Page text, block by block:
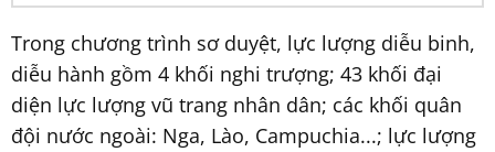
Trong chương trình sơ duyệt, lực lượng diễu binh,
diễu hành gồm 4 khối nghi trượng; 43 khối đại
diện lực lượng vũ trang nhân dân; các khối quân
đội nước ngoài: Nga, Lào, Campuchia...; lực lượng